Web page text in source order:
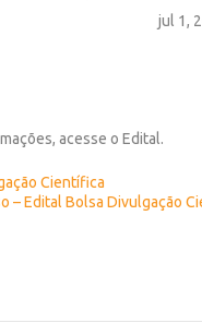
jul 1,
acesse o Edital.
Científica
– Edital Bolsa Divulgação